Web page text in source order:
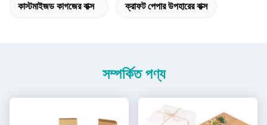
কাস্টমাইজড কাগজের বাক্স ক্রাফট পেপার উপহারের বাক্স
সম্পর্কিত পণ্য